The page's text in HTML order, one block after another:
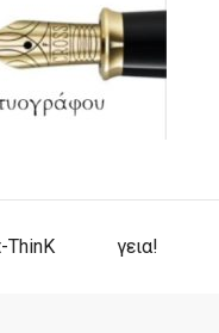
ThinK γεια!